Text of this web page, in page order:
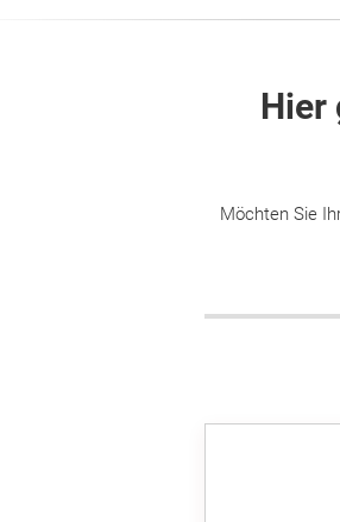
Hier
Möchten Sie